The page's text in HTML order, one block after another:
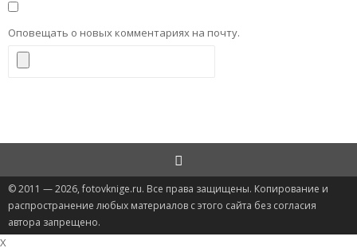
Оповещать о новых комментариях на почту.
© 2011 — 2026, fotovknige.ru. Все права защищены. Копирование и
распространение любых материалов с этого сайта без согласия
автора запрещено.
X